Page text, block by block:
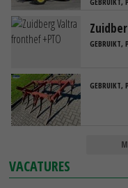
GEBRUIKT,
GEBRUIKT,
VACATURES